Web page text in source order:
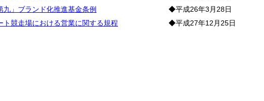
九」ブランド化推進基金条例
◆平成26年3月28日
ト競走場における営業に関する規程
◆平成27年12月25日